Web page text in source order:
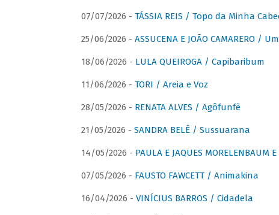
07/07/2026 - TÁSSIA REIS / Topo da Minha
25/06/2026 - ASSUCENA E JOÃO CAMARERO
18/06/2026 - LULA QUEIROGA / Capibaribum
11/06/2026 - TORI / Areia e Voz
28/05/2026 - RENATA ALVES / Agôfunfè
21/05/2026 - SANDRA BELÊ / Sussuarana
14/05/2026 - PAULA E JAQUES MORELENBAUM
07/05/2026 - FAUSTO FAWCETT / Animakina
16/04/2026 - VINÍCIUS BARROS / Cidadela